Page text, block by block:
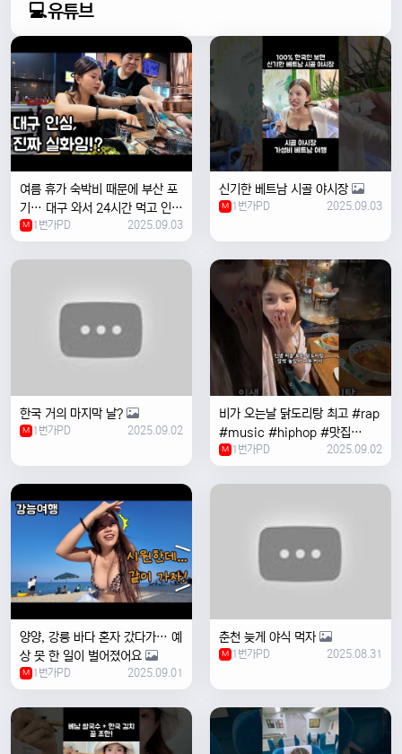
💻유튜브
여름 휴가 숙박비 때문에 부산 포
기… 대구 와서 24시간 먹고 인생
위로받았습니다
M 1번가PD 2025.09.03
신기한 베트남 시골 야시장
M 1번가PD 2025.09.03
한국 거의 마지막 날?
M 1번가PD 2025.09.02
비가 오는날 ￼닭도리탕 최고 #rap
#music #hiphop #맛집
#travel #여행 #food ￼
M 1번가PD 2025.09.02
양양, 강릉 바다 혼자 갔다가… 예
상 못 한 일이 벌어졌어요
M 1번가PD 2025.09.01
춘천 늦게 야식 먹자
M 1번가PD 2025.08.31